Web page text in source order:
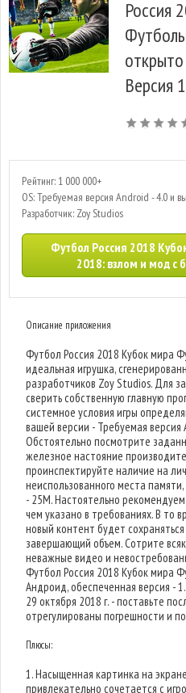
Россия
Версия
Рейтинг: 1 000 000+
OS: Требуемая версия Android - 4.0 и
Разработчик: Zoy Studios
Футбол Россия 2018
2018: взлом и мод с
Описание приложения
Футбол Россия 2018 Кубок мира
идеальная игрушка,
разработчиков Zoy Studios. Для
сверить собственную главную
системное условия игры
вашей версии - Требуемая версия
Обстоятельно посмотрите
железное настояние
проинспектируйте наличие на
неиспользованного места
- 25M. Настоятельно
чем указано в требованиях. В то
новый контент будет
завершающий объем. Сотрите
неважные видео и
Футбол Россия 2018 Кубок мира
Андроид, обеспеченная версия -
29 октября 2018 г. - поставьте
отрегулированы погрешности и
Плюсы:
1. Насыщенная картинка на
привлекательно сочетается с